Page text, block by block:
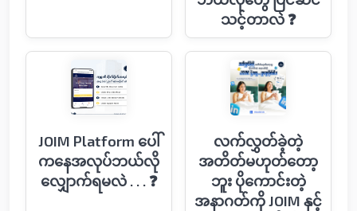
သင့်တာလဲ ❓
JOIM Platform ပေါ်
ကနေအလုပ်ဘယ်လို
လျှောက်ရမလဲ . . . ❓
လက်လွှတ်ခဲ့တဲ့
အတိတ်မဟုတ်တော့
ဘူး ပိုကောင်းတဲ့
အနာဂတ်ကို JOIM နှင့်